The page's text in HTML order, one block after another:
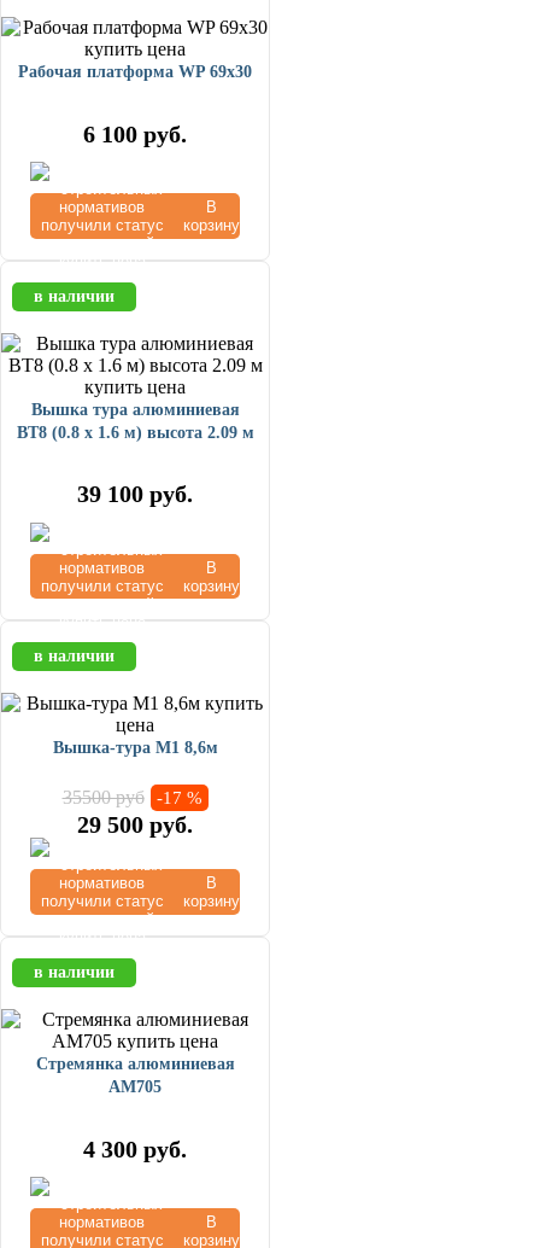
Рабочая платформа WP 69x30
6 100 руб.
В
корзину
в наличии
Вышка тура алюминиевая
ВТ8 (0.8 х 1.6 м) высота 2.09 м
39 100 руб.
В
корзину
в наличии
Вышка-тура М1 8,6м
35500 руб -17 %
29 500 руб.
В
корзину
в наличии
Стремянка алюминиевая
AM705
4 300 руб.
В
корзину